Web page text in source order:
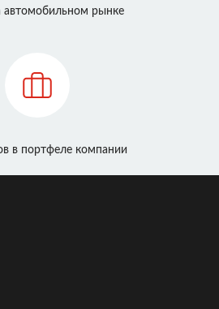
автомобильном рынке
в портфеле компании